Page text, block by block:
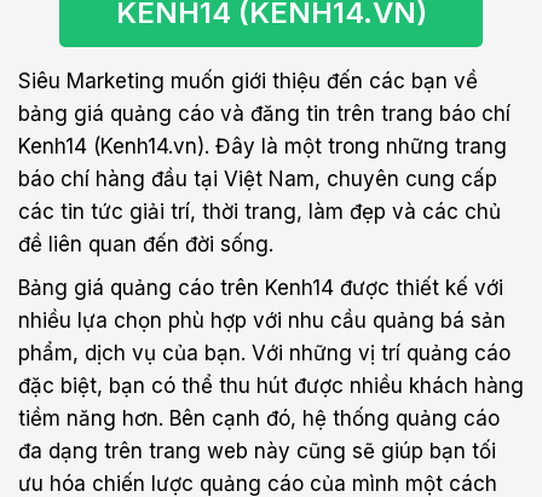
KENH14 (KENH14.VN)
Siêu Marketing muốn giới thiệu đến các bạn về
bảng giá quảng cáo và đăng tin trên trang báo chí
Kenh14 (Kenh14.vn). Đây là một trong những trang
báo chí hàng đầu tại Việt Nam, chuyên cung cấp
các tin tức giải trí, thời trang, làm đẹp và các chủ
đề liên quan đến đời sống.
Bảng giá quảng cáo trên Kenh14 được thiết kế với
nhiều lựa chọn phù hợp với nhu cầu quảng bá sản
phẩm, dịch vụ của bạn. Với những vị trí quảng cáo
đặc biệt, bạn có thể thu hút được nhiều khách hàng
tiềm năng hơn. Bên cạnh đó, hệ thống quảng cáo
đa dạng trên trang web này cũng sẽ giúp bạn tối
ưu hóa chiến lược quảng cáo của mình một cách